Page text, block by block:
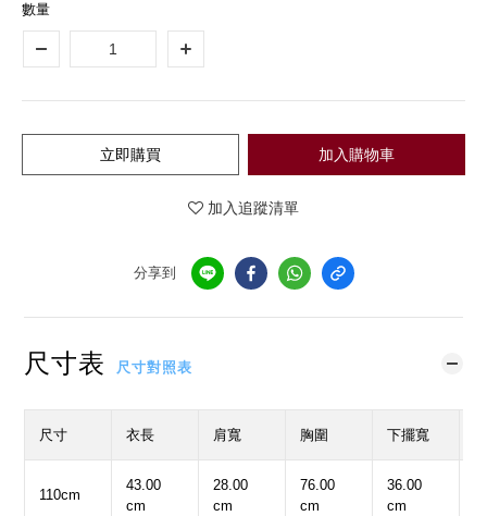
數量
加入購物車
立即購買
加入追蹤清單
分享到
尺寸表 尺寸對照表
尺寸 衣長 肩寬 胸圍 下擺寬
110cm
43.00
cm
28.00
cm
76.00
cm
36.00
cm